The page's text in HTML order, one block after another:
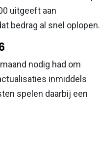
uitgeeft aan
bedrag al snel oplopen.
nodig had om
inmiddels
spelen daarbij een